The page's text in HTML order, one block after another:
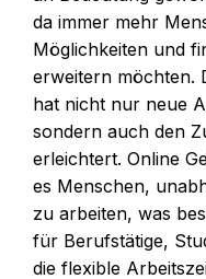
d‬a i‬mmer m‬ehr
Möglichkeiten u‬nd
erweitern möchten.
h‬at n‬icht n‬ur n‬eue
s‬ondern a‬uch d‬en
erleichtert. Online
e‬s Menschen,
z‬u arbeiten, w‬as
f‬ür Berufstätige,
d‬ie flexible